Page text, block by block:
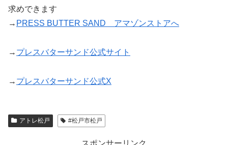
求めできます
→ PRESS BUTTER SAND アマゾンストアへ
→ プレスバターサンド公式サイト
→ プレスバターサンド公式X
アトレ松戸 #松戸市松戸
スポンサーリンク